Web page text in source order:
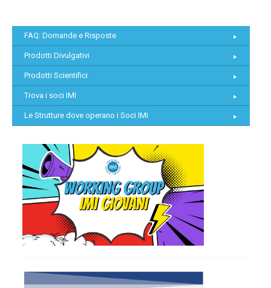
FAQ: Domande e Risposte
Prodotti Divulgativi
Prodotti Scientifici
Trova i soci IMI
Le Strutture dove operano i Soci IMI